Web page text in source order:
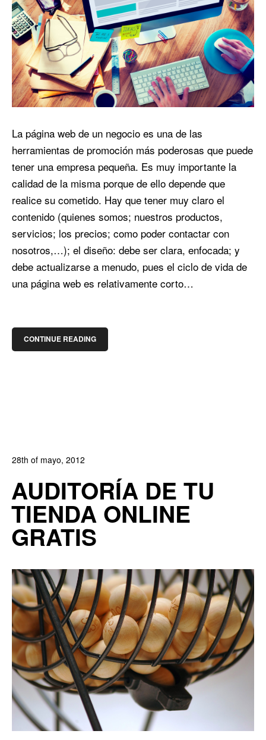
La página web de un negocio es una de las
herramientas de promoción más poderosas que puede
tener una empresa pequeña. Es muy importante la
calidad de la misma porque de ello depende que
realice su cometido. Hay que tener muy claro el
contenido (quienes somos; nuestros productos,
servicios; los precios; como poder contactar con
nosotros,…); el diseño: debe ser clara, enfocada; y
debe actualizarse a menudo, pues el ciclo de vida de
una página web es relativamente corto…
CONTINUE READING
28th of mayo, 2012
0
AUDITORÍA DE TU
TIENDA ONLINE
GRATIS